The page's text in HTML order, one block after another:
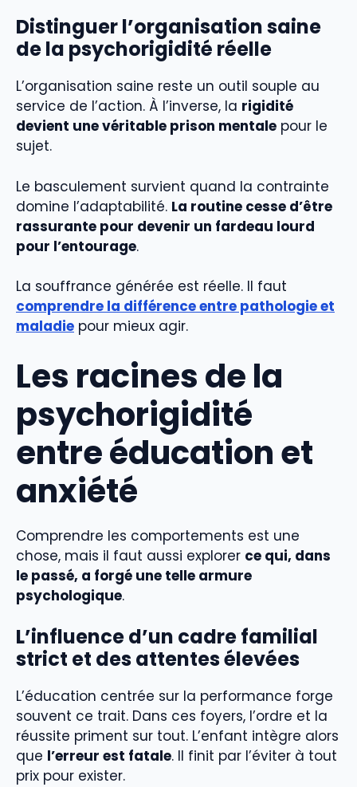
Distinguer l’organisation saine
de la psychorigidité réelle
L’organisation saine reste un outil souple au
service de l’action. À l’inverse, la rigidité
devient une véritable prison mentale pour le
sujet.
Le basculement survient quand la contrainte
domine l’adaptabilité. La routine cesse d’être
rassurante pour devenir un fardeau lourd
pour l’entourage.
La souffrance générée est réelle. Il faut
comprendre la différence entre pathologie et
maladie pour mieux agir.
Les racines de la
psychorigidité
entre éducation et
anxiété
Comprendre les comportements est une
chose, mais il faut aussi explorer ce qui, dans
le passé, a forgé une telle armure
psychologique.
L’influence d’un cadre familial
strict et des attentes élevées
L’éducation centrée sur la performance forge
souvent ce trait. Dans ces foyers, l’ordre et la
réussite priment sur tout. L’enfant intègre alors
que l’erreur est fatale. Il finit par l’éviter à tout
prix pour exister.